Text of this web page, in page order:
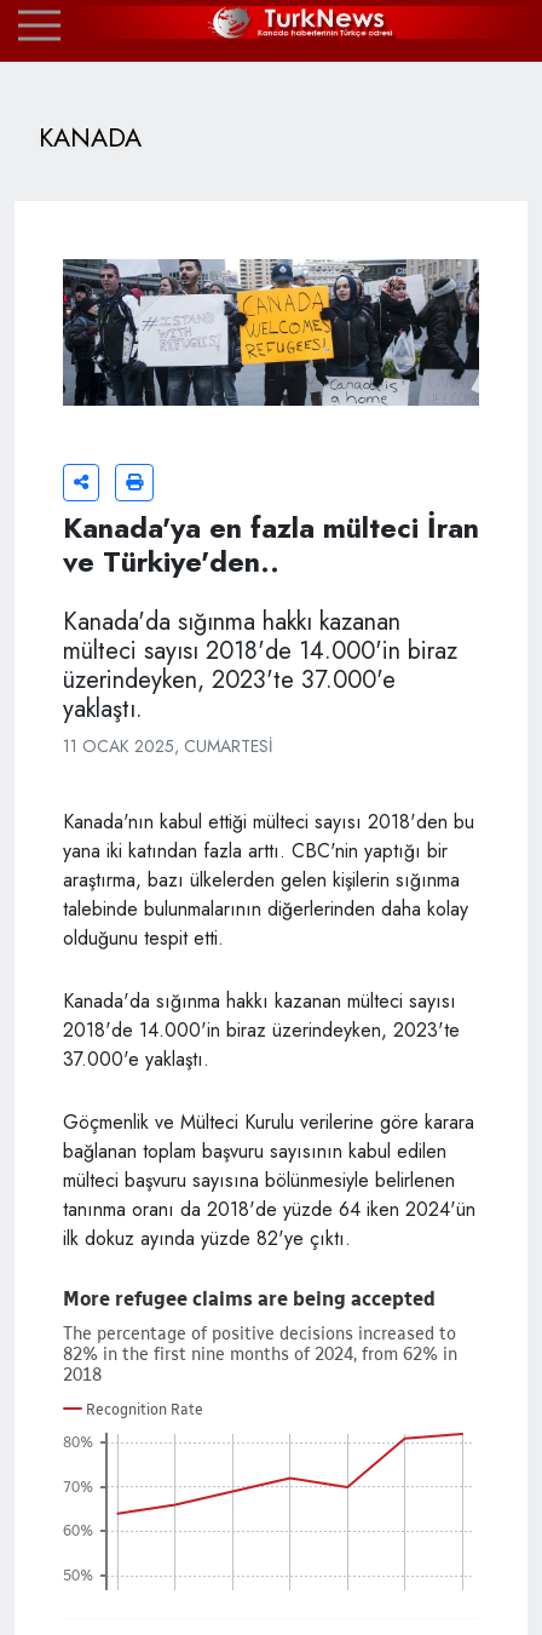
KANADA
Kanada'ya en fazla mülteci İran
ve Türkiye'den..
Kanada'da sığınma hakkı kazanan
mülteci sayısı 2018'de 14.000'in biraz
üzerindeyken, 2023'te 37.000'e
yaklaştı.
11 OCAK 2025, CUMARTESI
Kanada'nın kabul ettiği mülteci sayısı 2018'den bu
yana iki katından fazla arttı. CBC'nin yaptığı bir
araştırma, bazı ülkelerden gelen kişilerin sığınma
talebinde bulunmalarının diğerlerinden daha kolay
olduğunu tespit etti.
Kanada'da sığınma hakkı kazanan mülteci sayısı
2018'de 14.000'in biraz üzerindeyken, 2023'te
37.000'e yaklaştı.
Göçmenlik ve Mülteci Kurulu verilerine göre karara
bağlanan toplam başvuru sayısının kabul edilen
mülteci başvuru sayısına bölünmesiyle belirlenen
tanınma oranı da 2018'de yüzde 64 iken 2024'ün
ilk dokuz ayında yüzde 82'ye çıktı.